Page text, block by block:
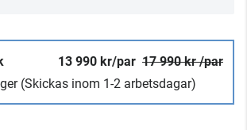
13 990 kr/par 17 990 kr /par
(Skickas inom 1-2 arbetsdagar)